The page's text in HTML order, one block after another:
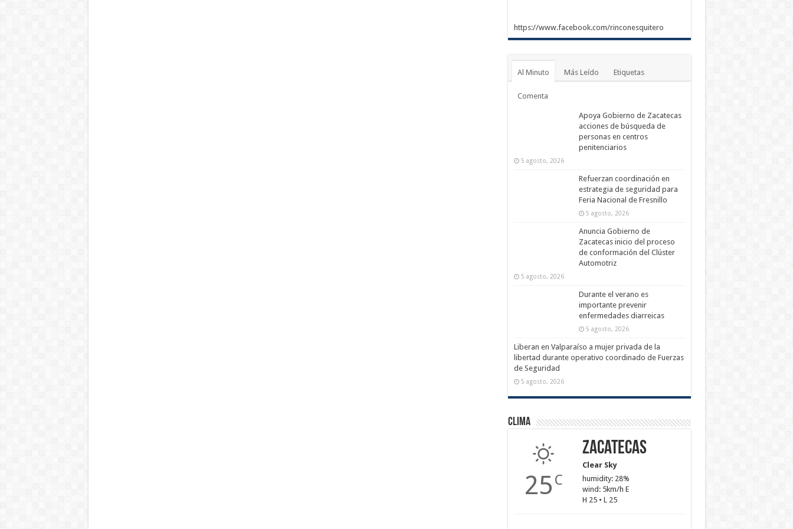
https://www.facebook.com/rinconesquitero
Al Minuto Más Leído Etiquetas
Comenta
Apoya Gobierno de Zacatecas
acciones de búsqueda de
personas en centros
penitenciarios
5 agosto, 2026
Refuerzan coordinación en
estrategia de seguridad para
Feria Nacional de Fresnillo
5 agosto, 2026
Anuncia Gobierno de
Zacatecas inicio del proceso
de conformación del Clúster
Automotriz
5 agosto, 2026
Durante el verano es
importante prevenir
enfermedades diarreicas
5 agosto, 2026
Liberan en Valparaíso a mujer privada de la
libertad durante operativo coordinado de Fuerzas
de Seguridad
5 agosto, 2026
Clima
25 C
Zacatecas
Clear Sky
humidity: 28%
wind: 5km/h E
H 25 • L 25